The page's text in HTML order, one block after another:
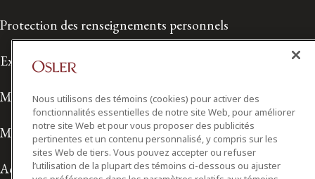
Protection des renseignements personnels
Exonération de responsabilité
Modalités de prestation de services
Modalités d'utilisation
Accessibilité
Nous utilisons des témoins (cookies) pour activer des
fonctionnalités essentielles de notre site Web, pour améliorer
notre site Web et pour vous proposer des publicités
pertinentes et un contenu personnalisé, y compris sur les
sites Web de tiers. Vous pouvez accepter ou refuser
l’utilisation de la plupart des témoins ci-dessous ou ajuster